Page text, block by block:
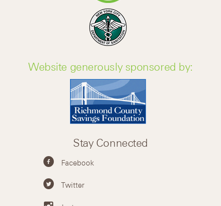
Website generously sponsored by:
Stay Connected
Facebook
Twitter